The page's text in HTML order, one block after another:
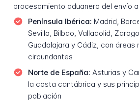
procesamiento aduanero del envío
Península Ibérica: Madrid,
Sevilla, Bilbao, Valladolid,
Guadalajara y Cádiz, con áreas
circundantes
Norte de España: Asturias y
la costa cantábrica y sus
población